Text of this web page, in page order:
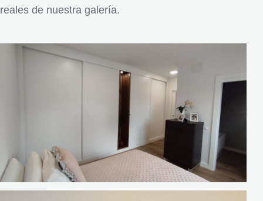
reales de nuestra galería.